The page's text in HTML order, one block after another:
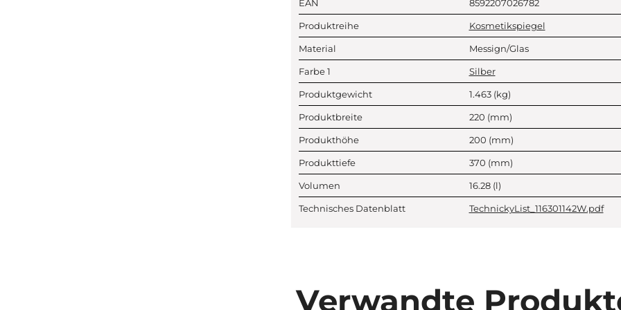
EAN 8592207026782
Produktreihe Kosmetikspiegel
Material Messign/Glas
Farbe 1 Silber
Produktgewicht 1.463 (kg)
Produktbreite 220 (mm)
Produkthöhe 200 (mm)
Produkttiefe 370 (mm)
Volumen 16.28 (l)
Technisches Datenblatt TechnickyList_116301142W.pdf
Verwandte